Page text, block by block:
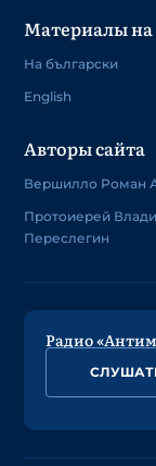
Материалы на
На български
English
Авторы сайта
Вершилло Роман
Протоиерей
Переслегин
Радио